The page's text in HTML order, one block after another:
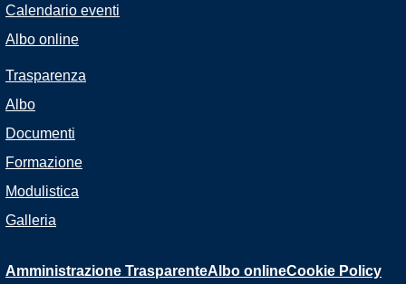
Calendario eventi
Albo online
Trasparenza
Albo
Documenti
Formazione
Modulistica
Galleria
Amministrazione TrasparenteAlbo onlineCookie Policy